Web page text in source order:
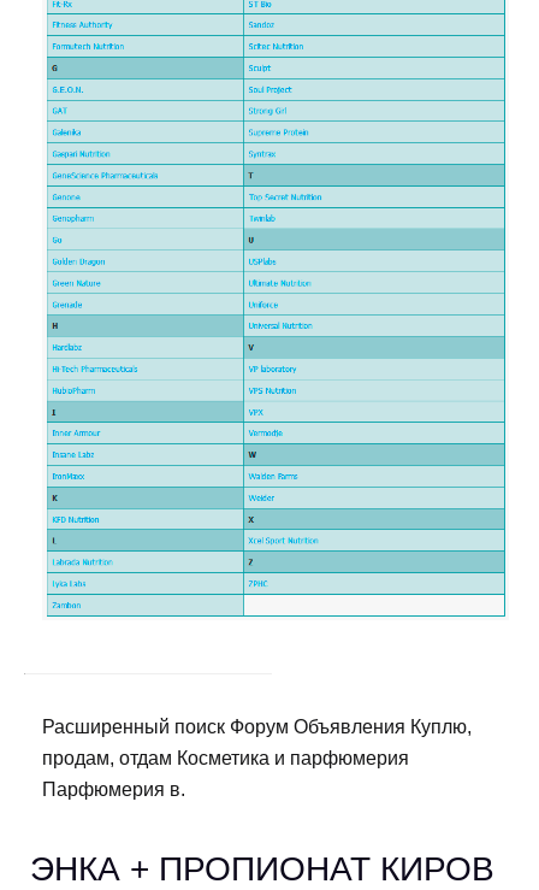
Расширенный поиск Форум Объявления Куплю,
продам, отдам Косметика и парфюмерия
Парфюмерия в.
ЭНКА + ПРОПИОНАТ КИРОВ